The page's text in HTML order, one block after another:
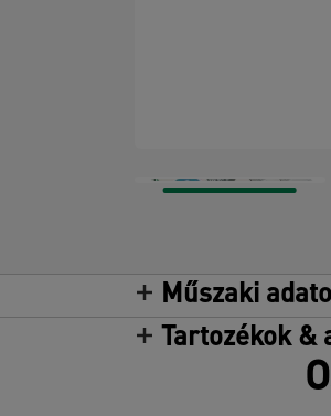
Műszaki
Tartozékok &